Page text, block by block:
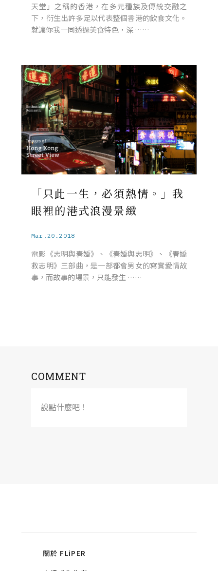
天堂」之稱的香港，在多元種族及傳統交融之
下，衍生出許多足以代表整個香港的飲食文化。
就讓你我一同透過美食特色，深 ……
「只此一生，必須熱情。」我
眼裡的港式浪漫景緻
Mar.20.2018
電影《志明與春嬌》、《春嬌與志明》、《春嬌
救志明》三部曲，是一部都會男女的寫實愛情故
事，而故事的場景，只能發生 ……
COMMENT
說點什麼吧！
關於 FLiPER